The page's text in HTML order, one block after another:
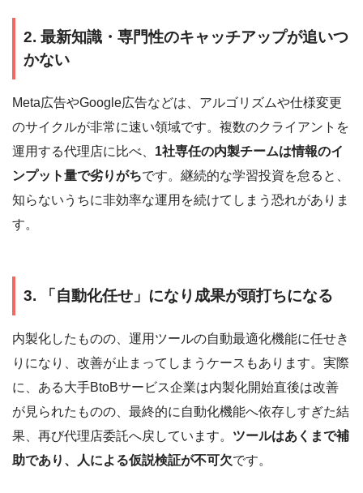
2. 最新知識・専門性のキャッチアップが追いつ
かない
Meta広告やGoogle広告などは、アルゴリズムや仕様変更
のサイクルが非常に速い領域です。複数のクライアントを
運用する代理店に比べ、 1社専任の内製チームは情報のイ
ンプット量で劣りがちです。継続的な学習投資を怠ると、
知らないうちに非効率な運用を続けてしまう恐れがありま
す。
3. 「自動化任せ」になり成果が頭打ちになる
内製化したものの、運用ツールの自動最適化機能に任せき
りになり、改善が止まってしまうケースもあります。実際
に、ある大手BtoBサービス企業は内製化開始直後は改善
が見られたものの、最終的に自動化機能へ依存しすぎた結
果、再び代理店委託へ戻しています。 ツールはあくまで補
助であり、人による仮説検証が不可欠です。